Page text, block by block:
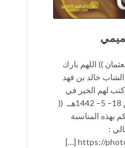
)) اللهم بارك
خالد بن فهد
لهم الخير في
منتجع حياة بحائل مساء السبت الموافق 18– 5– 1442هــ ((
بهذه المناسبة
:
https://